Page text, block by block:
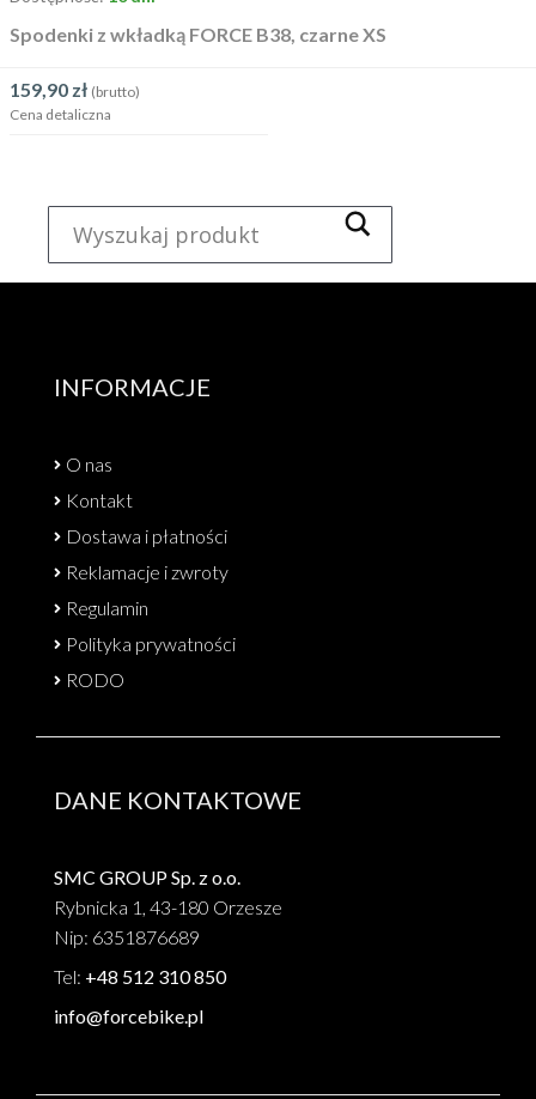
Spodenki z wkładką FORCE B38, czarne XS
159,90 zł (brutto)
Cena detaliczna
INFORMACJE
O nas
Kontakt
Dostawa i płatności
Reklamacje i zwroty
Regulamin
Polityka prywatności
RODO
DANE KONTAKTOWE
SMC GROUP Sp. z o.o.
Rybnicka 1, 43-180 Orzesze
Nip: 6351876689
Tel: +48 512 310 850
info@forcebike.pl